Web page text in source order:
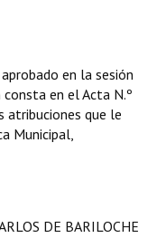
en la sesión
en el Acta N.º
atribuciones que le
Municipal,
DE BARILOCHE